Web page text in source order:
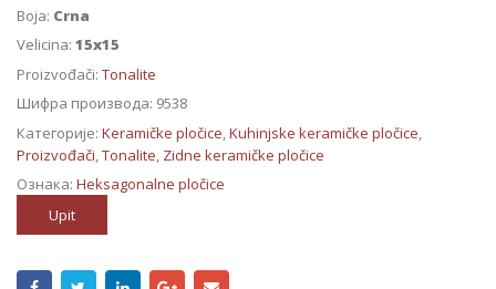
Boja: Crna
Velicina: 15x15
Proizvođači: Tonalite
Шифра производа: 9538
Категорије: Keramičke pločice,Kuhinjske keramičke pločice,
Proizvođači,Tonalite, Zidne keramičke pločice
Ознака: Heksagonalne pločice
Upit